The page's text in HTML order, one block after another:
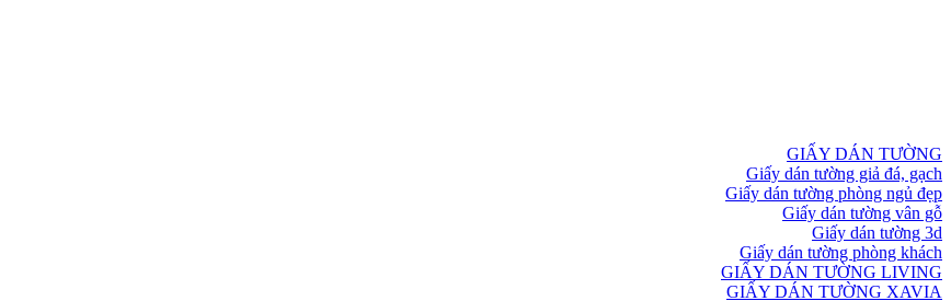
GIẤY DÁN TƯỜNG
Giấy dán tường giả đá, gạch
Giấy dán tường phòng ngủ đẹp
Giấy dán tường vân gỗ
Giấy dán tường 3d
Giấy dán tường phòng khách
GIẤY DÁN TƯỜNG LIVING
GIẤY DÁN TƯỜNG XAVIA